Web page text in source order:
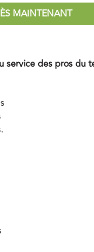
MAINTENANT
service des pros du